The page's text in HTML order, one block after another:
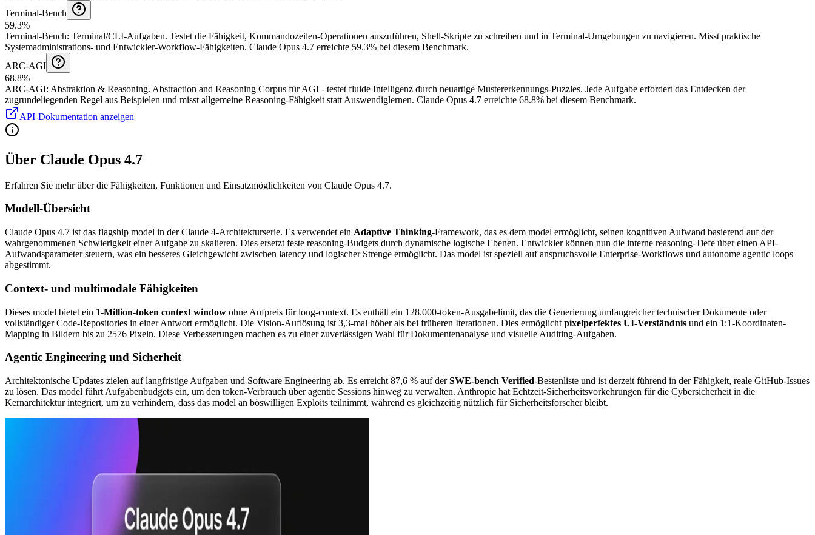
Terminal-Bench
59.3%
Terminal-Bench: Terminal/CLI-Aufgaben. Testet die Fähigkeit, Kommandozeilen-Operationen auszuführen, Shell-Skripte zu schreiben und in Terminal-Umgebungen zu navigieren. Misst praktische
Systemadministrations- und Entwickler-Workflow-Fähigkeiten. Claude Opus 4.7 erreichte 59.3% bei diesem Benchmark.
ARC-AGI
68.8%
ARC-AGI: Abstraktion & Reasoning. Abstraction and Reasoning Corpus für AGI - testet fluide Intelligenz durch neuartige Mustererkennungs-Puzzles. Jede Aufgabe erfordert das Entdecken der
zugrundeliegenden Regel aus Beispielen und misst allgemeine Reasoning-Fähigkeit statt Auswendiglernen. Claude Opus 4.7 erreichte 68.8% bei diesem Benchmark.
API-Dokumentation anzeigen
Über Claude Opus 4.7
Erfahren Sie mehr über die Fähigkeiten, Funktionen und Einsatzmöglichkeiten von Claude Opus 4.7.
Modell-Übersicht
Claude Opus 4.7 ist das flagship model in der Claude 4-Architekturserie. Es verwendet ein Adaptive Thinking-Framework, das es dem model ermöglicht, seinen kognitiven Aufwand basierend auf der
wahrgenommenen Schwierigkeit einer Aufgabe zu skalieren. Dies ersetzt feste reasoning-Budgets durch dynamische logische Ebenen. Entwickler können nun die interne reasoning-Tiefe über einen API-
Aufwandsparameter steuern, was ein besseres Gleichgewicht zwischen latency und logischer Strenge ermöglicht. Das model ist speziell auf anspruchsvolle Enterprise-Workflows und autonome agentic loops
abgestimmt.
Context- und multimodale Fähigkeiten
Dieses model bietet ein 1-Million-token context window ohne Aufpreis für long-context. Es enthält ein 128.000-token-Ausgabelimit, das die Generierung umfangreicher technischer Dokumente oder
vollständiger Code-Repositories in einer Antwort ermöglicht. Die Vision-Auflösung ist 3,3-mal höher als bei früheren Iterationen. Dies ermöglicht pixelperfektes UI-Verständnis und ein 1:1-Koordinaten-
Mapping in Bildern bis zu 2576 Pixeln. Diese Verbesserungen machen es zu einer zuverlässigen Wahl für Dokumentenanalyse und visuelle Auditing-Aufgaben.
Agentic Engineering und Sicherheit
Architektonische Updates zielen auf langfristige Aufgaben und Software Engineering ab. Es erreicht 87,6 % auf derSWE-bench Verified-Bestenliste und ist derzeit führend in der Fähigkeit, reale GitHub-Issues
zu lösen. Das model führt Aufgabenbudgets ein, um den token-Verbrauch über agentic Sessions hinweg zu verwalten. Anthropic hat Echtzeit-Sicherheitsvorkehrungen für die Cybersicherheit in die
Kernarchitektur integriert, um zu verhindern, dass das model an böswilligen Exploits teilnimmt, während es gleichzeitig nützlich für Sicherheitsforscher bleibt.